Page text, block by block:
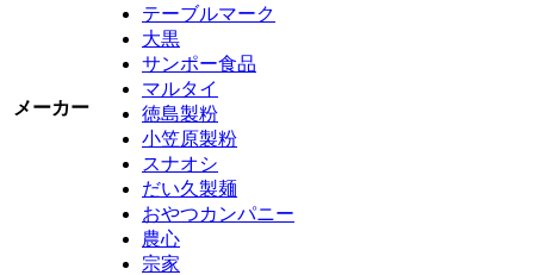
メーカー
テーブルマーク
大黒
サンポー食品
マルタイ
徳島製粉
小笠原製粉
スナオシ
だい久製麺
おやつカンパニー
農心
宗家